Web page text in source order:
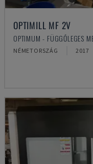
OPTIMILL MF 2V
OPTIMUM - FÜGGŐLEGES
NÉMETORSZÁG 2017